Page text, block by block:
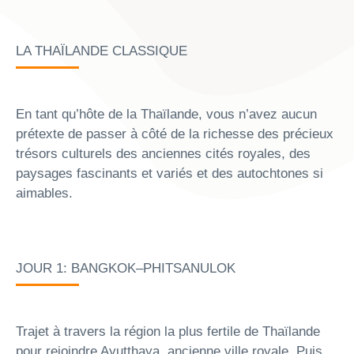
LA THAÏLANDE CLASSIQUE
En tant qu’hôte de la Thaïlande, vous n’avez aucun
prétexte de passer à côté de la richesse des précieux
trésors culturels des anciennes cités royales, des
paysages fascinants et variés et des autochtones si
aimables.
JOUR 1: BANGKOK–PHITSANULOK
Trajet à travers la région la plus fertile de Thaïlande